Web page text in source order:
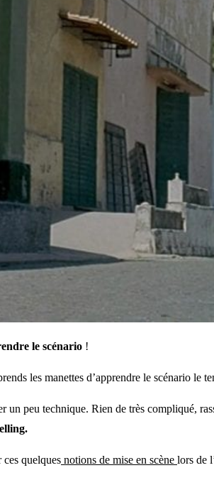
le scénario !
les manettes d’apprendre le scénario le
un peu technique. Rien de très compliqué,
quelques notions de mise en scène lors de